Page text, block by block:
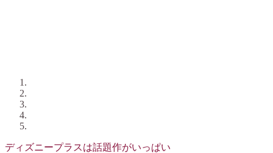
ディズニープラスは話題作がいっぱい